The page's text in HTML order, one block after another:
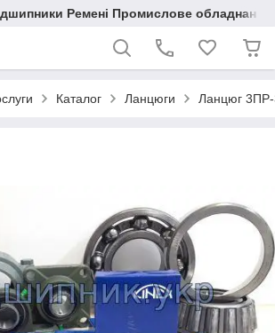
Ремені Промислове обладнання
Каталог Ланцюги Ланцюг